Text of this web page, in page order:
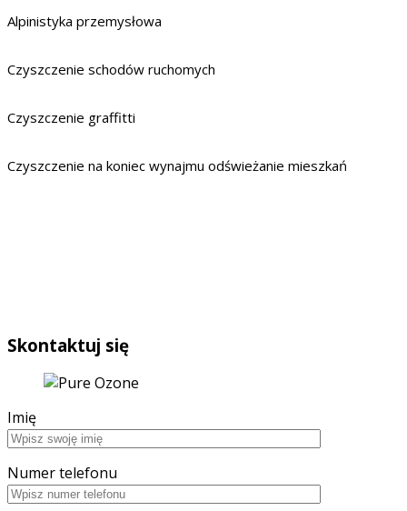
Alpinistyka przemysłowa
Czyszczenie schodów ruchomych
Czyszczenie graffitti
Czyszczenie na koniec wynajmu odświeżanie mieszkań
Skontaktuj się
Imię
Numer telefonu